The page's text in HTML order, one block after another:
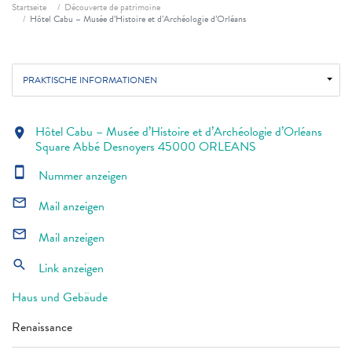
Startseite
Découverte de patrimoine
Hôtel Cabu – Musée d’Histoire et d’Archéologie d’Orléans
PRAKTISCHE INFORMATIONEN
location_on Hôtel Cabu – Musée d’Histoire et d’Archéologie d’Orléans
Square Abbé Desnoyers 45000 ORLEANS
smartphone Nummer anzeigen
mail_outline Mail anzeigen
mail_outline Mail anzeigen
search
Link anzeigen
Haus und Gebäude
Renaissance